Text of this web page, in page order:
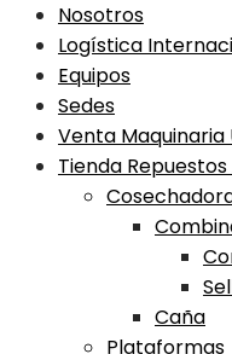
Nosotros
Logística
Equipos
Sedes
Venta Maquinaria
Tienda
Caña
Plataformas